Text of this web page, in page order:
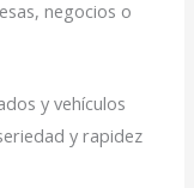
negocios o
y vehículos
y rapidez